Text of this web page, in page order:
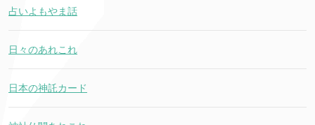
占いよもやま話
日々のあれこれ
日本の神託カード